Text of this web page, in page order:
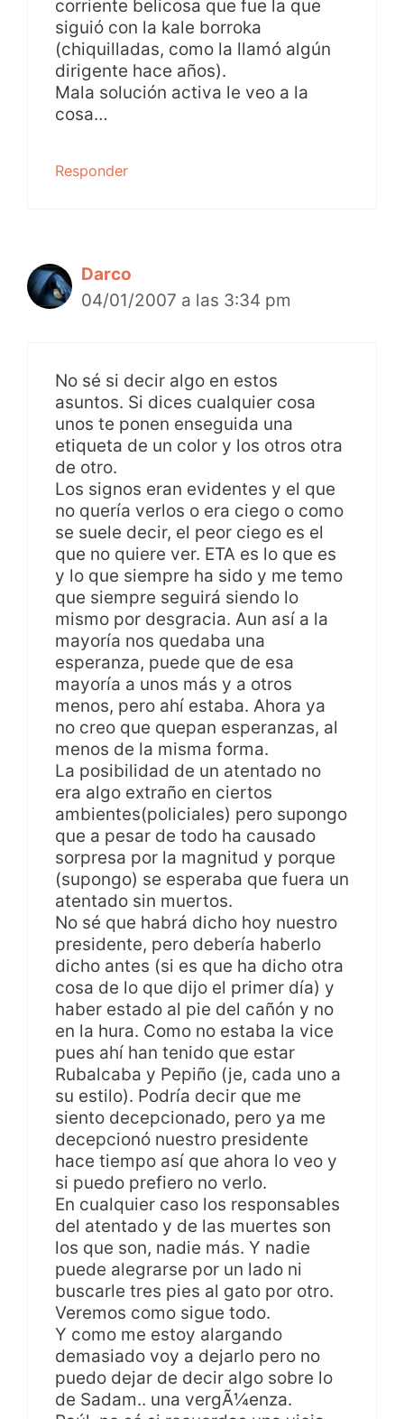
corriente belicosa que fue la que
siguió con la kale borroka
(chiquilladas, como la llamó algún
dirigente hace años).
Mala solución activa le veo a la
cosa…
Responder
Darco
04/01/2007 a las 3:34 pm
No sé si decir algo en estos
asuntos. Si dices cualquier cosa
unos te ponen enseguida una
etiqueta de un color y los otros otra
de otro.
Los signos eran evidentes y el que
no quería verlos o era ciego o como
se suele decir, el peor ciego es el
que no quiere ver. ETA es lo que es
y lo que siempre ha sido y me temo
que siempre seguirá siendo lo
mismo por desgracia. Aun así a la
mayoría nos quedaba una
esperanza, puede que de esa
mayoría a unos más y a otros
menos, pero ahí estaba. Ahora ya
no creo que quepan esperanzas, al
menos de la misma forma.
La posibilidad de un atentado no
era algo extraño en ciertos
ambientes(policiales) pero supongo
que a pesar de todo ha causado
sorpresa por la magnitud y porque
(supongo) se esperaba que fuera un
atentado sin muertos.
No sé que habrá dicho hoy nuestro
presidente, pero debería haberlo
dicho antes (si es que ha dicho otra
cosa de lo que dijo el primer día) y
haber estado al pie del cañón y no
en la hura. Como no estaba la vice
pues ahí han tenido que estar
Rubalcaba y Pepiño (je, cada uno a
su estilo). Podría decir que me
siento decepcionado, pero ya me
decepcionó nuestro presidente
hace tiempo así que ahora lo veo y
si puedo prefiero no verlo.
En cualquier caso los responsables
del atentado y de las muertes son
los que son, nadie más. Y nadie
puede alegrarse por un lado ni
buscarle tres pies al gato por otro.
Veremos como sigue todo.
Y como me estoy alargando
demasiado voy a dejarlo pero no
puedo dejar de decir algo sobre lo
de Sadam.. una vergÃ¼enza.